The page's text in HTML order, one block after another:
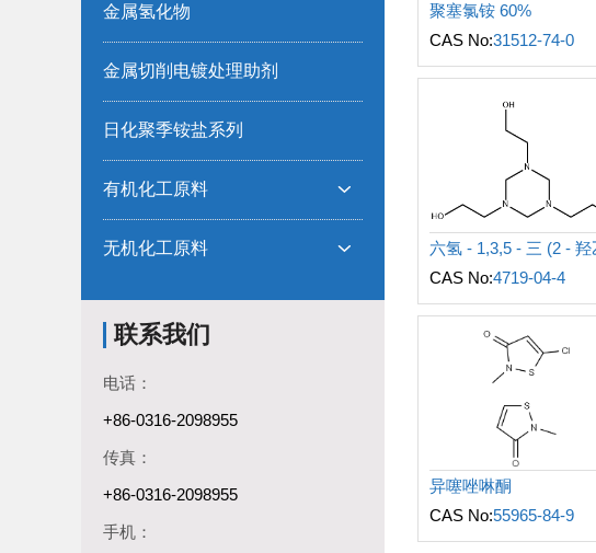
金属氢化物
金属切削电镀处理助剂
日化聚季铵盐系列
有机化工原料 
无机化工原料 
联系我们
电话：
+86-0316-2098955
传真：
+86-0316-2098955
手机：
聚塞氯铵 60%
CAS No:31512-74-0
CAS No:4719-04-4
异噻唑啉酮
CAS No:55965-84-9